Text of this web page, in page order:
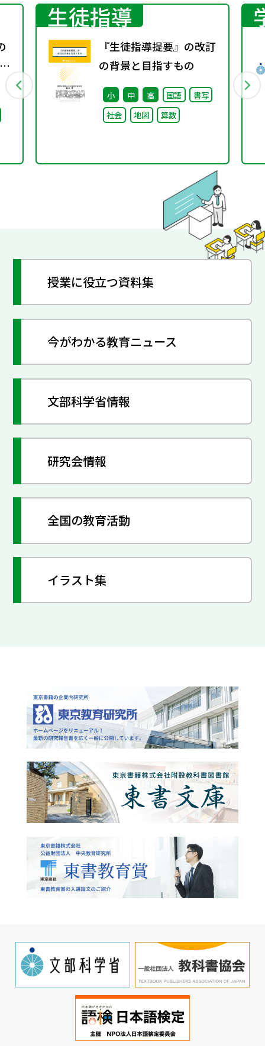
生徒指導
『生徒指導提要』の改訂
の背景と目指すもの
小 中 高 国語
書写
社会
地図 算数
授業に役立つ資料集
今がわかる教育ニュース
文部科学省情報
研究会情報
全国の教育活動
イラスト集